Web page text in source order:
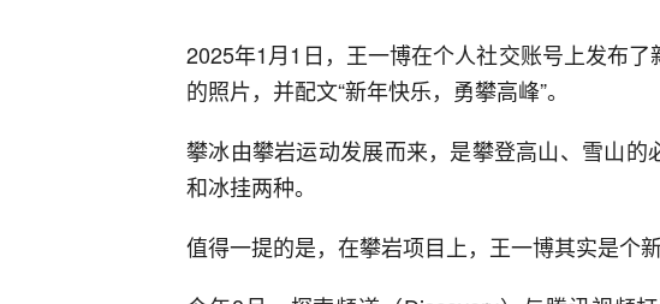
2025年1月1日，王一博在个人社交账号上发布
的照片，并配文“新年快乐，勇攀高峰”。
攀冰由攀岩运动发展而来，是攀登高山、雪山
和冰挂两种。
值得一提的是，在攀岩项目上，王一博其实是个新